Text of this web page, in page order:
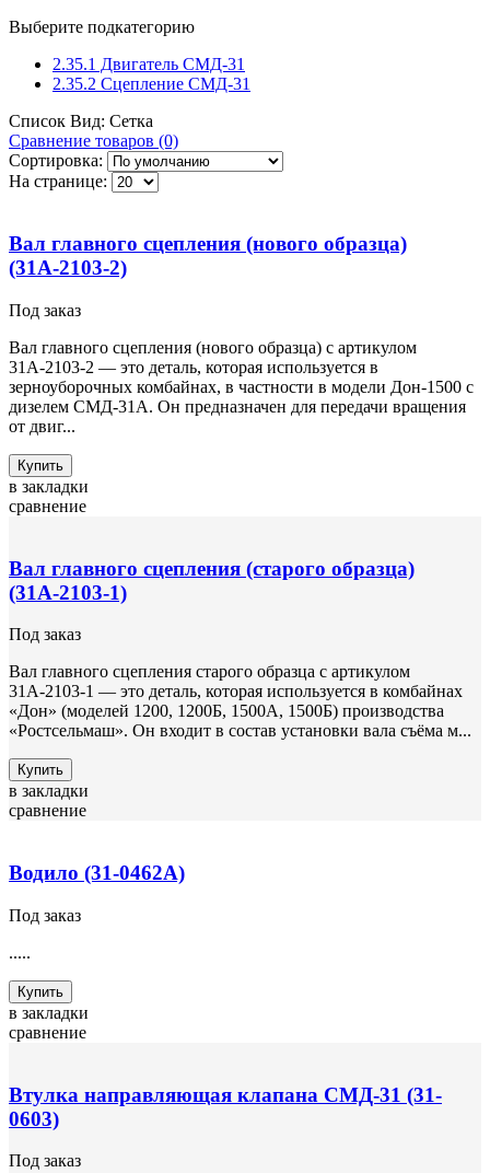
Выберите подкатегорию
2.35.1 Двигатель СМД-31
2.35.2 Сцепление СМД-31
Список Вид: Сетка
Сравнение товаров (0)
Сортировка:
На странице:
Вал главного сцепления (нового образца)
(31А-2103-2)
Под заказ
Вал главного сцепления (нового образца) с артикулом
31А-2103-2 — это деталь, которая используется в
зерноуборочных комбайнах, в частности в модели Дон-1500 с
дизелем СМД-31А. Он предназначен для передачи вращения
от двиг...
Купить
в закладки
сравнение
Вал главного сцепления (старого образца)
(31А-2103-1)
Под заказ
Вал главного сцепления старого образца с артикулом
31А-2103-1 — это деталь, которая используется в комбайнах
«Дон» (моделей 1200, 1200Б, 1500А, 1500Б) производства
«Ростсельмаш». Он входит в состав установки вала съёма м...
Купить
в закладки
сравнение
Водило (31-0462А)
Под заказ
.....
Купить
в закладки
сравнение
Втулка направляющая клапана СМД-31 (31-
0603)
Под заказ